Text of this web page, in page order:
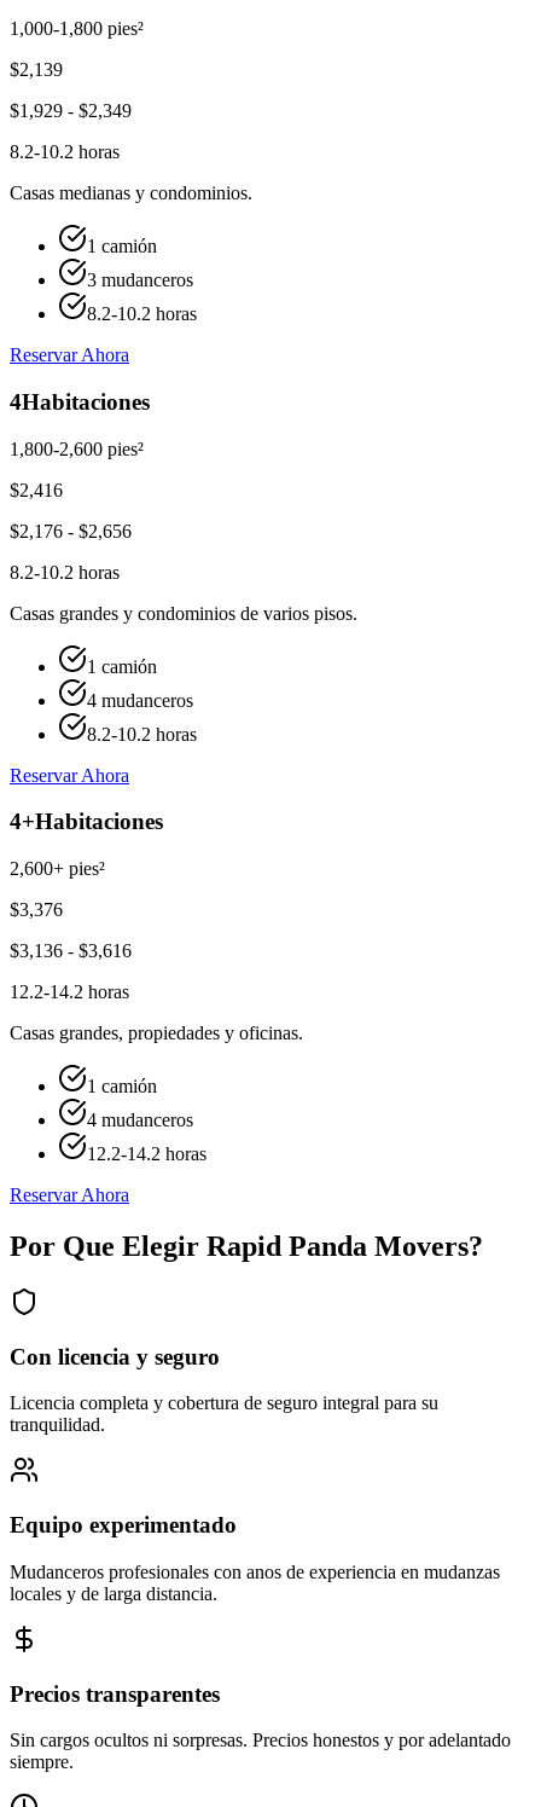
1,000-1,800 pies²
$2,139
$1,929 - $2,349
8.2-10.2 horas
Casas medianas y condominios.
1 camión
3 mudanceros
8.2-10.2 horas
Reservar Ahora
4Habitaciones
1,800-2,600 pies²
$2,416
$2,176 - $2,656
8.2-10.2 horas
Casas grandes y condominios de varios pisos.
1 camión
4 mudanceros
8.2-10.2 horas
Reservar Ahora
4+Habitaciones
2,600+ pies²
$3,376
$3,136 - $3,616
12.2-14.2 horas
Casas grandes, propiedades y oficinas.
1 camión
4 mudanceros
12.2-14.2 horas
Reservar Ahora
Por Que Elegir Rapid Panda Movers?
Con licencia y seguro
Licencia completa y cobertura de seguro integral para su
tranquilidad.
Equipo experimentado
Mudanceros profesionales con anos de experiencia en mudanzas
locales y de larga distancia.
Precios transparentes
Sin cargos ocultos ni sorpresas. Precios honestos y por adelantado
siempre.